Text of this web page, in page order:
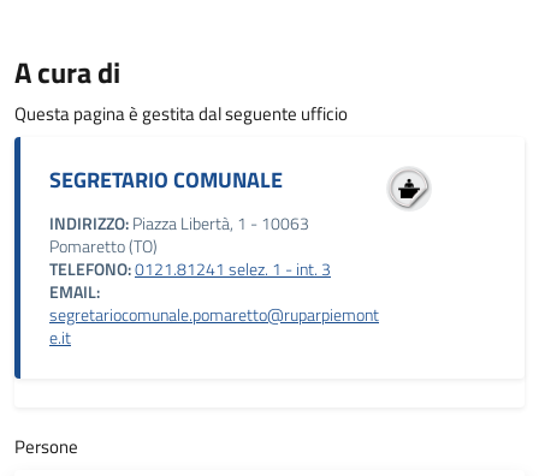
A cura di
Questa pagina è gestita dal seguente ufficio
SEGRETARIO COMUNALE
INDIRIZZO:Piazza Libertà, 1 - 10063
Pomaretto (TO)
TELEFONO:0121.81241 selez. 1 - int. 3
EMAIL:
segretariocomunale.pomaretto@ruparpiemont
e.it
Persone